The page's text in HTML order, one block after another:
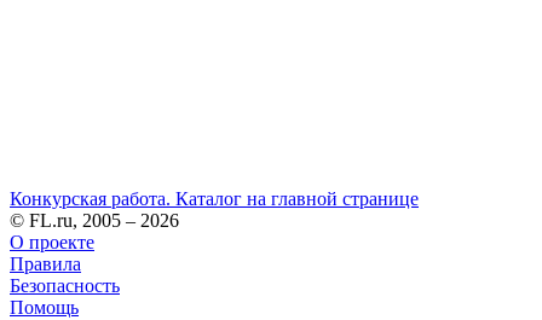
Конкурская работа. Каталог на главной странице
© FL.ru, 2005 – 2026
О проекте
Правила
Безопасность
Помощь